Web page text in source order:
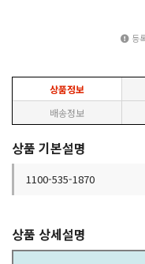
등
상품정보
배송정보
상품 기본설명
1100-535-1870
상품 상세설명